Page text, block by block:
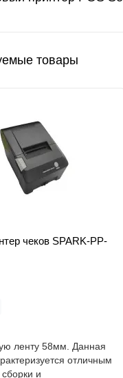
товары
чеков SPARK-PP-
ленту 58мм. Данная
отличным
и